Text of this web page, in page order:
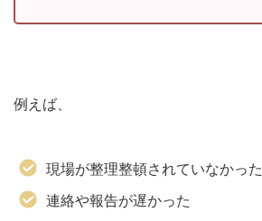
例えば、
現場が整理整頓されていなかった
連絡や報告が遅かった